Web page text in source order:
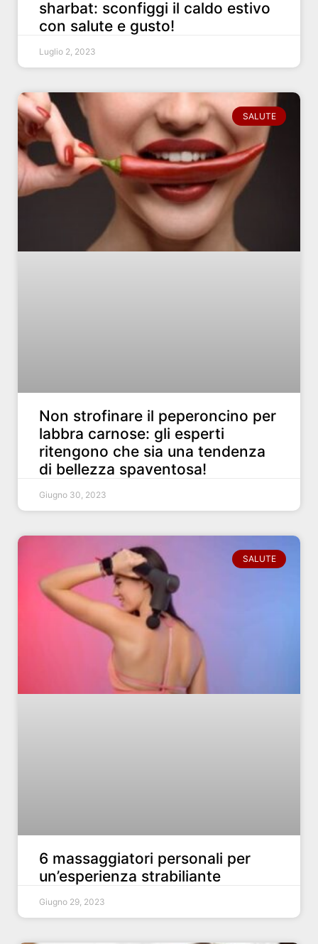
sharbat: sconfiggi il caldo estivo
con salute e gusto!
Luglio 2, 2023
SALUTE
Non strofinare il peperoncino per
labbra carnose: gli esperti
ritengono che sia una tendenza
di bellezza spaventosa!
Giugno 30, 2023
SALUTE
6 massaggiatori personali per
un’esperienza strabiliante
Giugno 29, 2023